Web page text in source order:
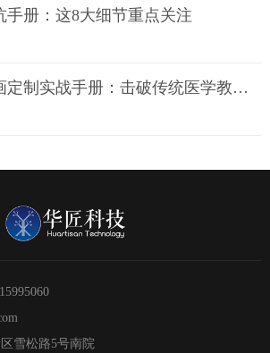
手册：这8大细节重点关注
医疗教育仿真动画定制实战手册：击破传统医学教育7大痛点
雪松路5号南院